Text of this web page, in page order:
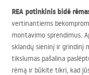
REA potinkinis bidė
vertinantiems
montavimo sprendimus.
sklandų sieninį ir grindinį
tikslumas pašalina
rėmą ir būkite tikri, kad